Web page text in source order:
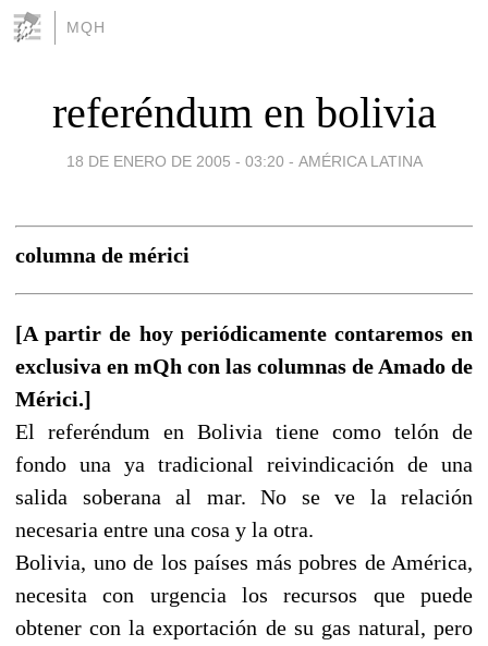
MQH
referéndum en bolivia
18 DE ENERO DE 2005 - 03:20 - AMÉRICA LATINA
columna de mérici
[A partir de hoy periódicamente contaremos en
exclusiva en mQh con las columnas de Amado de
Mérici.]
El referéndum en Bolivia tiene como telón de
fondo una ya tradicional reivindicación de una
salida soberana al mar. No se ve la relación
necesaria entre una cosa y la otra.
Bolivia, uno de los países más pobres de América,
necesita con urgencia los recursos que puede
obtener con la exportación de su gas natural, pero